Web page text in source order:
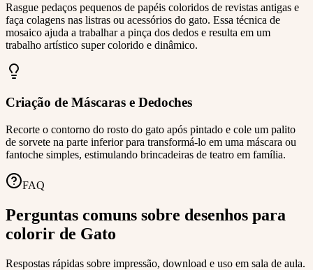
Rasgue pedaços pequenos de papéis coloridos de revistas antigas e
faça colagens nas listras ou acessórios do gato. Essa técnica de
mosaico ajuda a trabalhar a pinça dos dedos e resulta em um
trabalho artístico super colorido e dinâmico.
Criação de Máscaras e Dedoches
Recorte o contorno do rosto do gato após pintado e cole um palito
de sorvete na parte inferior para transformá-lo em uma máscara ou
fantoche simples, estimulando brincadeiras de teatro em família.
FAQ
Perguntas comuns sobre desenhos para
colorir de Gato
Respostas rápidas sobre impressão, download e uso em sala de aula.